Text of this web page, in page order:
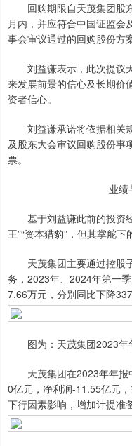
回购期限自天茂集团股
月内，并应符合中国证监会
事会审议通过的回购股份方
刘益谦表示，此次提议
来发展前景的信心及长期价
资者信心。
刘益谦承诺将依据相关
及股东大会审议回购股份事
票。
业绩
基于刘益谦此前的投资经
王”“资本猎豹”，但其掌舵
天茂集团主要通过控股
务，2023年、2024年第一
7.66万元，分别同比下降
图为：天茂集团2023年
天茂集团在2023年年报
0亿元，净利润-11.55亿元
下行因素影响，增加计提准